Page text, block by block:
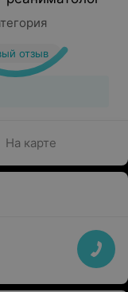
отзыв
На карте